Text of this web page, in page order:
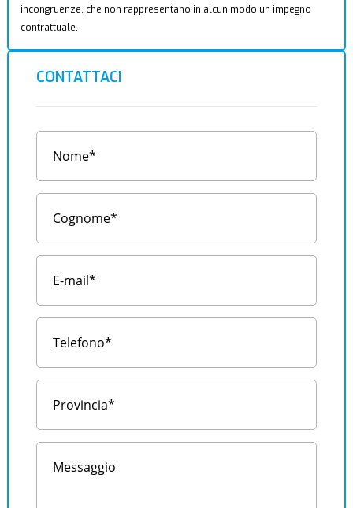
incongruenze, che non rappresentano in alcun modo un impegno
contrattuale.
CONTATTACI